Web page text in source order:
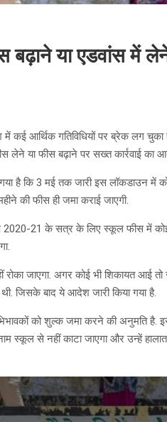
या एडवांस में
आर्थिक गतिविधियों पर ब्रेक लग चुका
लेने या फीस बढ़ाने पर सख्त कार्रवाई का
है कि 3 मई तक जारी इस लॉकडाउन में
की फीस ही जमा कराई जाएगी.
2020-21 के सत्र के लिए स्कूल फीस में कोई
रोका जाएगा. अगर कोई भी शिकायत आई तो
जिसके बाद ये आदेश जारी किया गया है.
को शुल्क जमा करने की अनुमति है.
स्कूल से नहीं काटा जाएगा और उन्हें